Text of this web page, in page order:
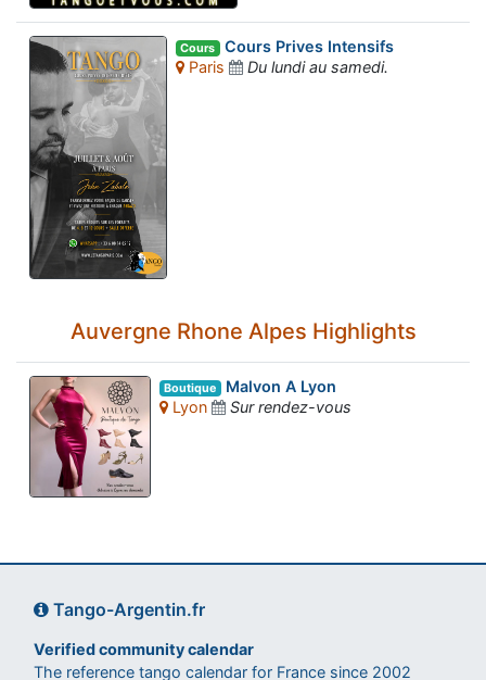
Cours Cours Prives Intensifs
Paris
Du lundi au samedi.
Auvergne Rhone Alpes Highlights
Boutique Malvon A Lyon
Lyon
Sur rendez-vous
Tango-Argentin.fr
Verified community calendar
The reference tango calendar for France since 2002